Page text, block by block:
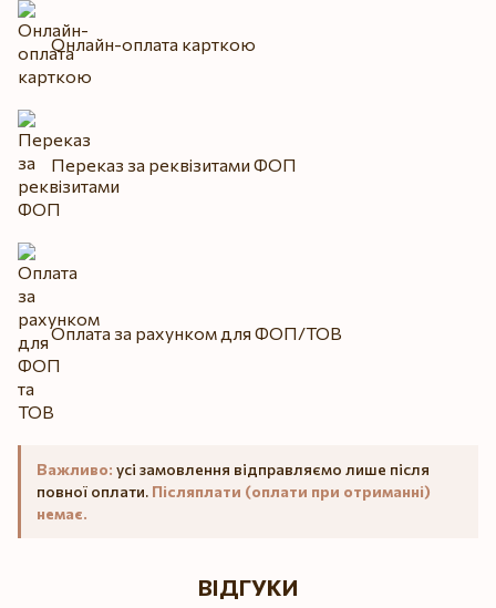
Онлайн-оплата карткою
Переказ за реквізитами ФОП
Оплата за рахунком для ФОП/ТОВ
Важливо: усі замовлення відправляємо лише після
повної оплати. Післяплати (оплати при отриманні)
немає.
ВІДГУКИ